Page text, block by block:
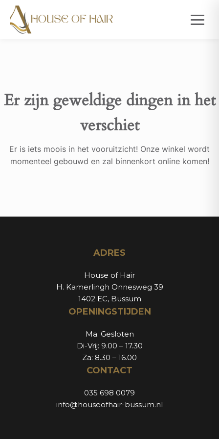
Er zijn geweldige dingen in het
verschiet
Er is iets moois in het vooruitzicht! Onze winkel wordt
momenteel gebouwd en zal binnenkort online komen!
ADRES
House of Hair
H. Kamerlingh Onnesweg 39
1402 EC, Bussum
OPENINGSTIJDEN
Ma: Gesloten
Di-Vrij: 9.00 – 17.30
Za: 8.30 – 16.00
CONTACT
035 698 0079
info@houseofhair-bussum.nl